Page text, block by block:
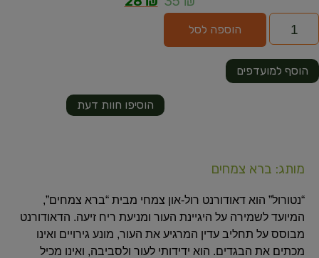
הוספה לסל
הוסיפו חוות דעת
הוסף למועדפים
מותג: ברא צמחים
“נטורול” הוא דאודורנט רול-און צמחי מבית “ברא צמחים”,
המיועד לשמירה על היגיינת העור ומניעת ריח זיעה. הדאודורנט
מבוסס על תחליב עדין המרגיע את העור, מונע גירויים ואינו
מכתים את הבגדים. הוא ידידותי לעור ולסביבה, ואינו מכיל